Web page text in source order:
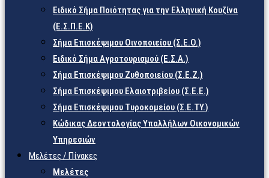
Ειδικό Σήμα Ποιότητας για την Ελληνική Κουζίνα
(Ε.Σ.Π.Ε.Κ)
Σήμα Επισκέψιμου Οινοποιείου (Σ.Ε.Ο.)
Ειδικό Σήμα Αγροτουρισμού (Ε.Σ.Α.)
Σήμα Επισκέψιμου Ζυθοποιείου (Σ.Ε.Ζ.)
Σήμα Επισκέψιμου Ελαιοτριβείου (Σ.Ε.Ε.)
Σήμα Επισκέψιμου Τυροκομείου (Σ.Ε.TY.)
Κώδικας Δεοντολογίας Υπαλλήλων Οικονομικών
Υπηρεσιών
Μελέτες / Πίνακες
Μελέτες